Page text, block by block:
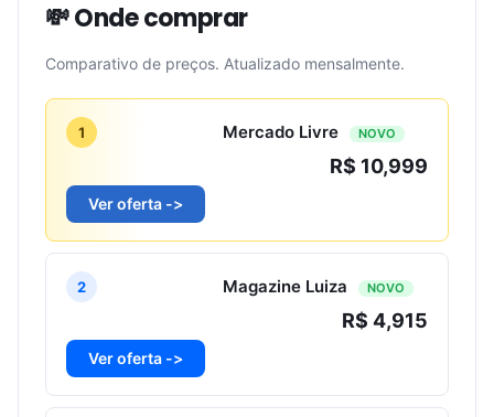
💸 Onde comprar
Comparativo de preços. Atualizado mensalmente.
1 Mercado Livre NOVO
R$ 10,999
Ver oferta ->
2 Magazine Luiza NOVO
R$ 4,915
Ver oferta ->